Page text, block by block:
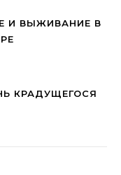
И ВЫЖИВАНИЕ В
КРАДУЩЕГОСЯ